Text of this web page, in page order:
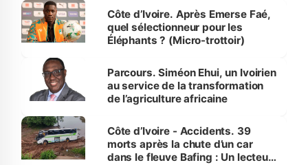
Côte d’Ivoire. Après Emerse Faé,
quel sélectionneur pour les
Éléphants ? (Micro-trottoir)
Parcours. Siméon Ehui, un Ivoirien
au service de la transformation
de l’agriculture africaine
Côte d’Ivoire - Accidents. 39
morts après la chute d’un car
dans le fleuve Bafing : Un lecteur